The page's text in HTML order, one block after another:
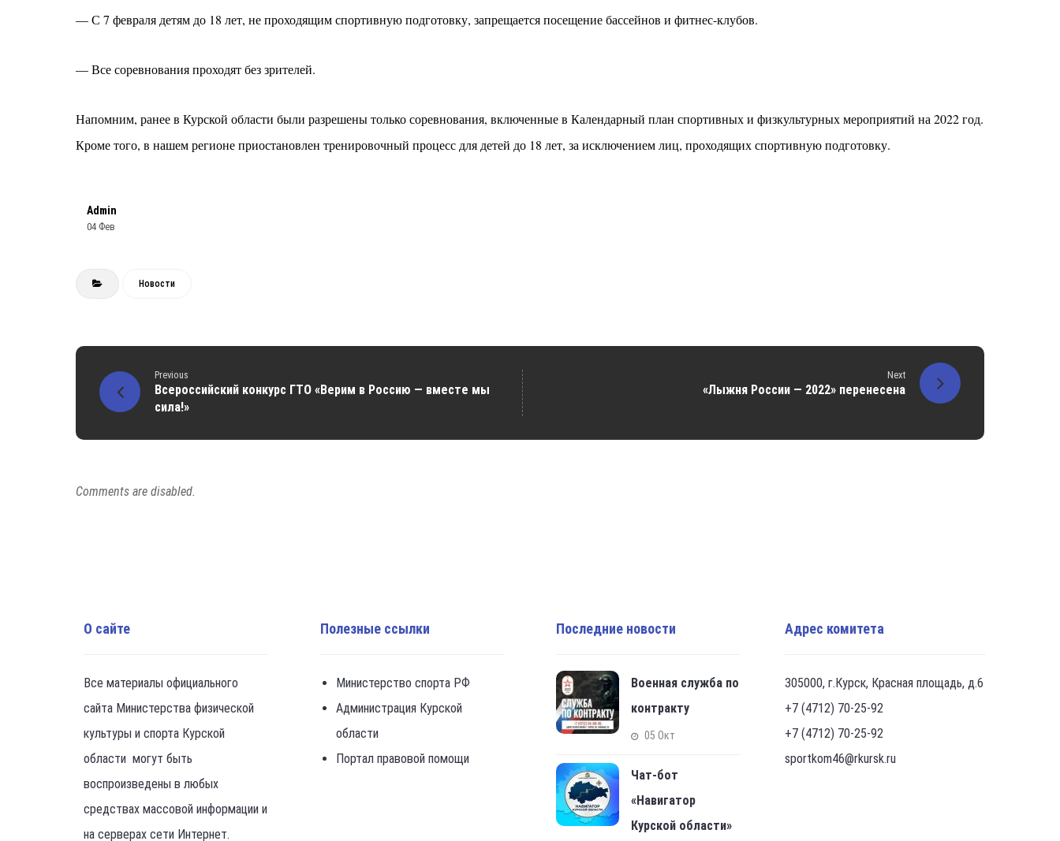
— С 7 февраля детям до 18 лет, не проходящим спортивную подготовку, запрещается посещение бассейнов и фитнес-клубов.
— Все соревнования проходят без зрителей.
Напомним, ранее в Курской области были разрешены только соревнования, включенные в Календарный план спортивных и физкультурных мероприятий на 2022 год.
Кроме того, в нашем регионе приостановлен тренировочный процесс для детей до 18 лет, за исключением лиц, проходящих спортивную подготовку.
Admin
04 Фев
Новости
Previous
Всероссийский конкурс ГТО «Верим в Россию — вместе мы
сила!»
Next
«Лыжня России — 2022» перенесена
Comments are disabled.
О сайте
Все материалы официального
сайта Министерства физической
культуры и спорта Курской
области могут быть
воспроизведены в любых
средствах массовой информации и
на серверах сети Интернет.
Полезные ссылки
Министерство спорта РФ
Администрация Курской
области
Портал правовой помощи
Последние новости
Военная служба по
контракту
05 Окт
Чат-бот
«Навигатор
Курской области»
Адрес комитета
305000, г.Курск, Красная площадь, д.6
+7 (4712) 70-25-92
+7 (4712) 70-25-92
sportkom46@rkursk.ru